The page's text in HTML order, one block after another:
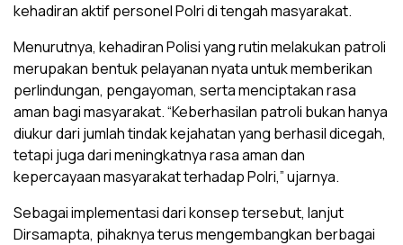
kehadiran aktif personel Polri di tengah masyarakat.
Menurutnya, kehadiran Polisi yang rutin melakukan patroli
merupakan bentuk pelayanan nyata untuk memberikan
perlindungan, pengayoman, serta menciptakan rasa
aman bagi masyarakat. “Keberhasilan patroli bukan hanya
diukur dari jumlah tindak kejahatan yang berhasil dicegah,
tetapi juga dari meningkatnya rasa aman dan
kepercayaan masyarakat terhadap Polri,” ujarnya.
Sebagai implementasi dari konsep tersebut, lanjut
Dirsamapta, pihaknya terus mengembangkan berbagai